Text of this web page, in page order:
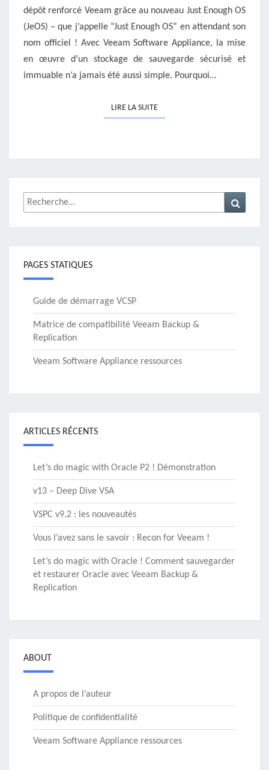
dépôt renforcé Veeam grâce au nouveau Just Enough OS
(JeOS) – que j’appelle “Just Enough OS” en attendant son
nom officiel ! Avec Veeam Software Appliance, la mise
en œuvre d’un stockage de sauvegarde sécurisé et
immuable n’a jamais été aussi simple. Pourquoi…
LIRE LA SUITELIRE LA SUITE
Rechercher :
PAGES STATIQUES
Guide de démarrage VCSP
Matrice de compatibilité Veeam Backup &
Replication
Veeam Software Appliance ressources
ARTICLES RÉCENTS
Let’s do magic with Oracle P2 ! Démonstration
v13 – Deep Dive VSA
VSPC v9.2 : les nouveautés
Vous l’avez sans le savoir : Recon for Veeam !
Let’s do magic with Oracle ! Comment sauvegarder
et restaurer Oracle avec Veeam Backup &
Replication
ABOUT
A propos de l’auteur
Politique de confidentialité
Veeam Software Appliance ressources